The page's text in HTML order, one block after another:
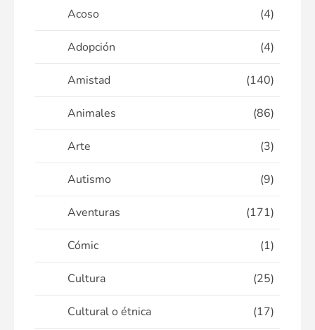
Acoso (4)
Adopción (4)
Amistad (140)
Animales (86)
Arte (3)
Autismo (9)
Aventuras (171)
Cómic (1)
Cultura (25)
Cultural o étnica (17)